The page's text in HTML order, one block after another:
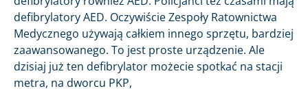
defibrylatory AED. Oczywiście Zespoły Ratownictwa
Medycznego używają całkiem innego sprzętu, bardziej
zaawansowanego. To jest proste urządzenie. Ale
dzisiaj już ten defibrylator możecie spotkać na stacji
metra, na dworcu PKP,